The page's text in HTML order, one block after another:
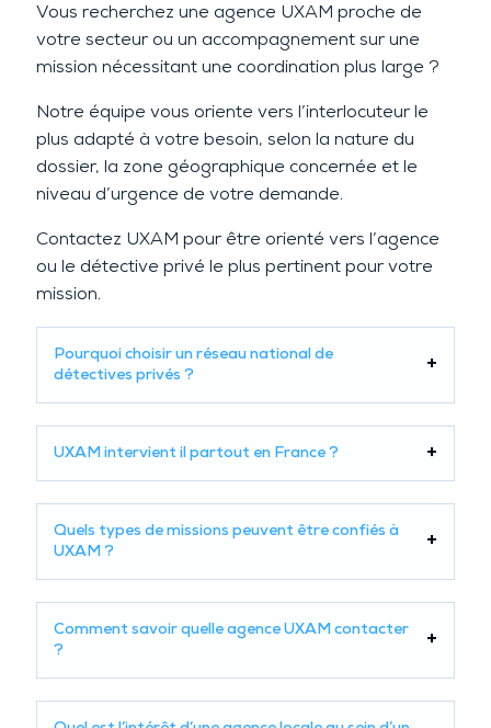
Vous recherchez une agence UXAM proche de
votre secteur ou un accompagnement sur une
mission nécessitant une coordination plus large ?
Notre équipe vous oriente vers l’interlocuteur le
plus adapté à votre besoin, selon la nature du
dossier, la zone géographique concernée et le
niveau d’urgence de votre demande.
Contactez UXAM pour être orienté vers l’agence
ou le détective privé le plus pertinent pour votre
mission.
Pourquoi choisir un réseau national de
détectives privés ?
UXAM intervient il partout en France ?
Quels types de missions peuvent être confiés à
UXAM ?
Comment savoir quelle agence UXAM contacter
?